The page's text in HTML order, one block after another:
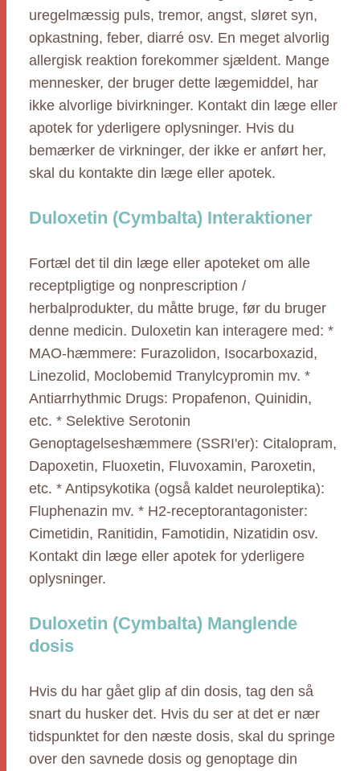
uregelmæssig puls, tremor, angst, sløret syn,
opkastning, feber, diarré osv. En meget alvorlig
allergisk reaktion forekommer sjældent. Mange
mennesker, der bruger dette lægemiddel, har
ikke alvorlige bivirkninger. Kontakt din læge eller
apotek for yderligere oplysninger. Hvis du
bemærker de virkninger, der ikke er anført her,
skal du kontakte din læge eller apotek.
Duloxetin (Cymbalta) Interaktioner
Fortæl det til din læge eller apoteket om alle
receptpligtige og nonprescription /
herbalprodukter, du måtte bruge, før du bruger
denne medicin. Duloxetin kan interagere med: *
MAO-hæmmere: Furazolidon, Isocarboxazid,
Linezolid, Moclobemid Tranylcypromin mv. *
Antiarrhythmic Drugs: Propafenon, Quinidin,
etc. * Selektive Serotonin
Genoptagelseshæmmere (SSRI'er): Citalopram,
Dapoxetin, Fluoxetin, Fluvoxamin, Paroxetin,
etc. * Antipsykotika (også kaldet neuroleptika):
Fluphenazin mv. * H2-receptorantagonister:
Cimetidin, Ranitidin, Famotidin, Nizatidin osv.
Kontakt din læge eller apotek for yderligere
oplysninger.
Duloxetin (Cymbalta) Manglende
dosis
Hvis du har gået glip af din dosis, tag den så
snart du husker det. Hvis du ser at det er nær
tidspunktet for den næste dosis, skal du springe
over den savnede dosis og genoptage din